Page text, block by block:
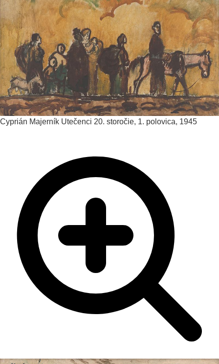
Cyprián Majerník Utečenci 20. storočie, 1. polovica, 1945